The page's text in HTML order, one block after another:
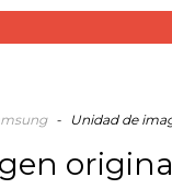
- Unidad de